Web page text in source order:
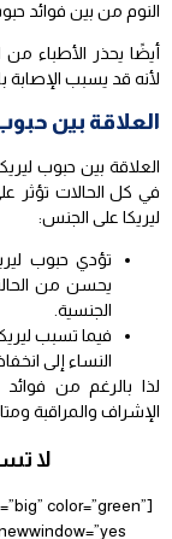
النوم من بين فوائد
أيضًا يحذر الأطباء
لأنه قد يسبب الإصابة
العلاقة بين
العلاقة بين حبوب
في كل الحالات تؤثر
ليريكا على الجنس:
تؤدي حبوب
يحسن من الحالة
الجنسية.
فيما تسبب
النساء إلى
لذا بالرغم من
الإشراف والمراقبة
لا
color=”green”